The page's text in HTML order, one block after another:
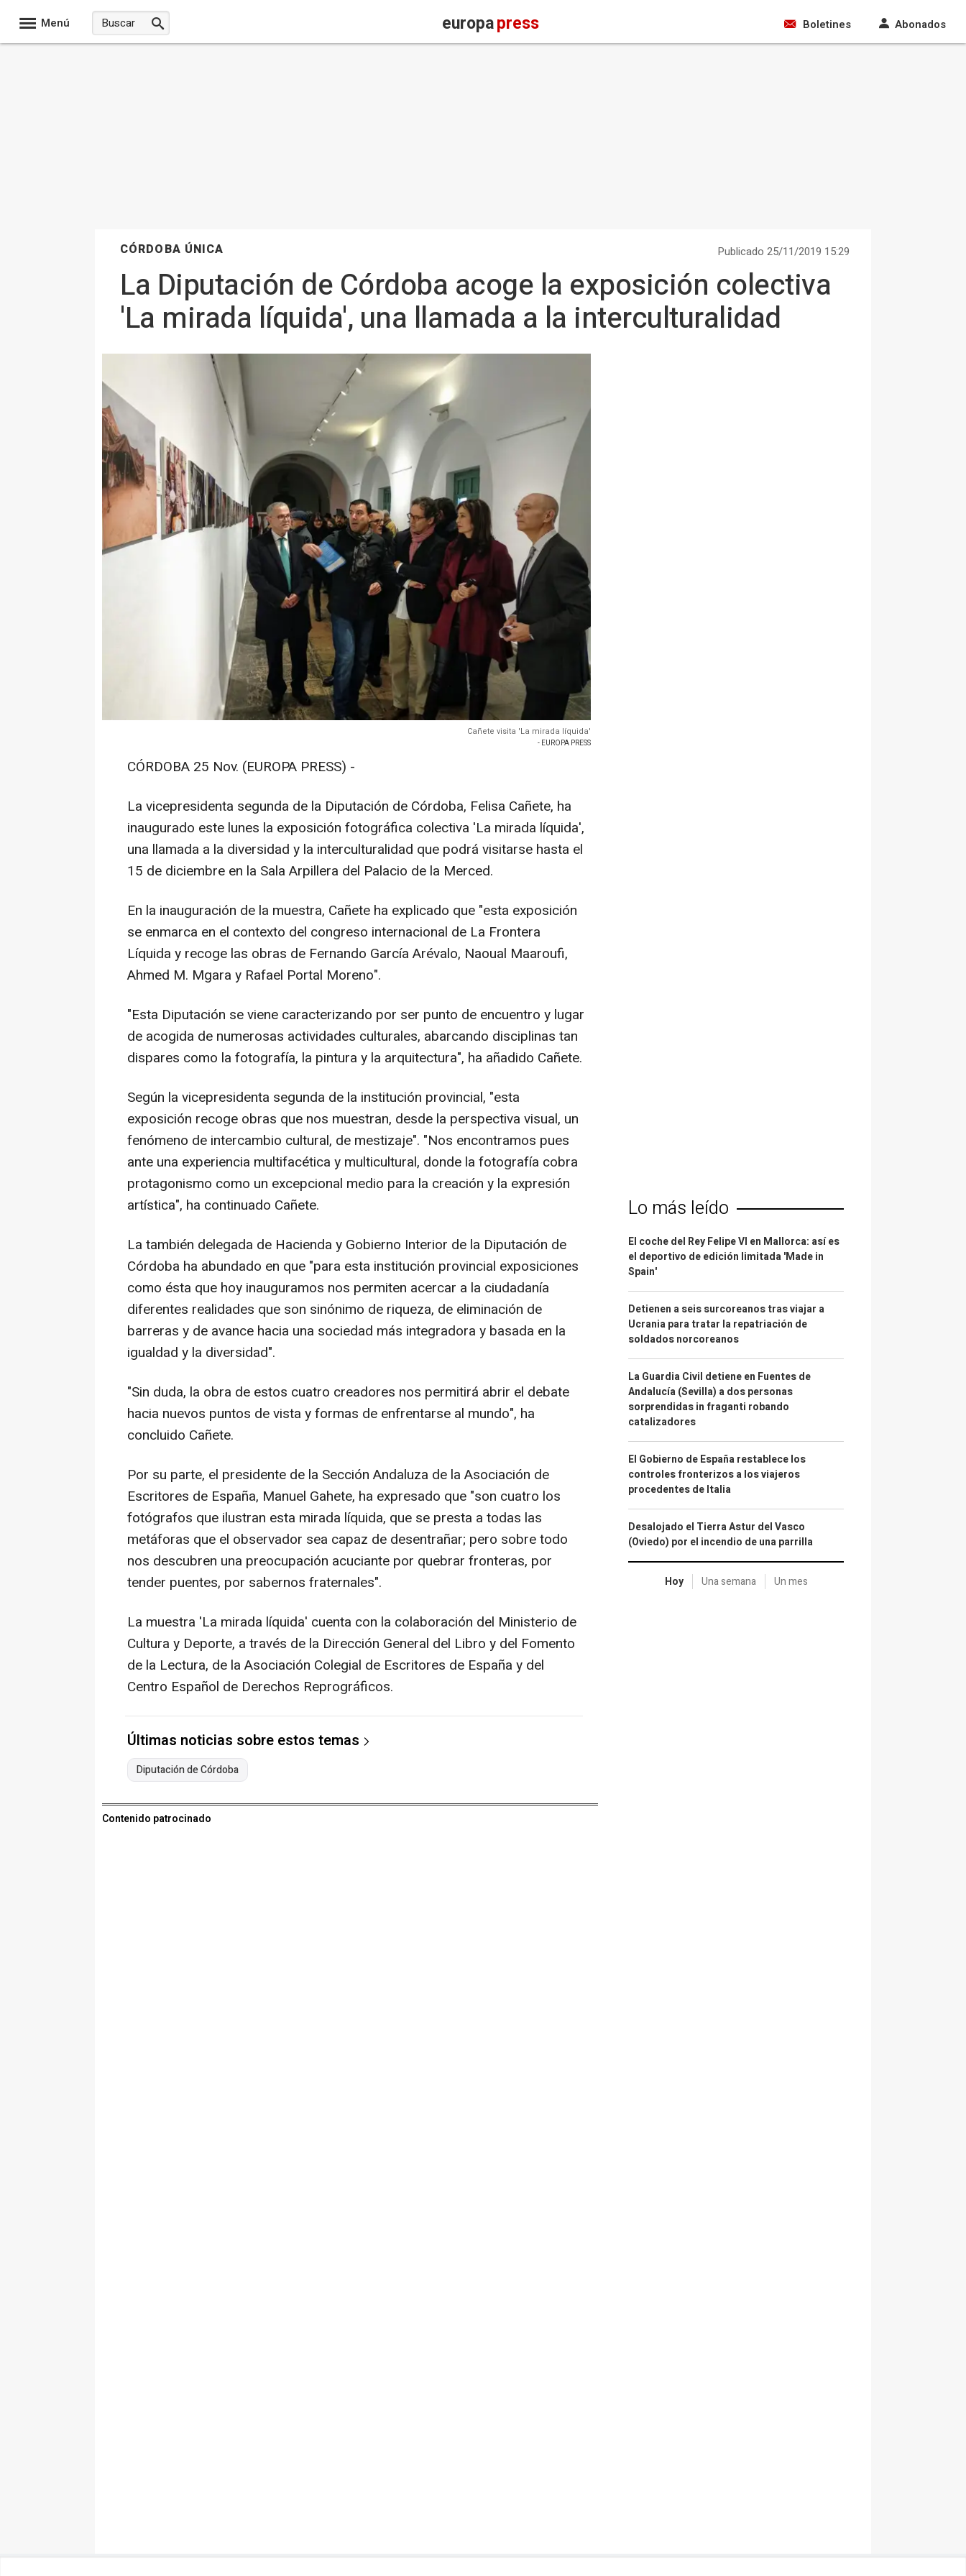
Menú europapress Boletines Abonados
CÓRDOBA ÚNICA Publicado 25/11/2019 15:29
La Diputación de Córdoba acoge la exposición colectiva
'La mirada líquida', una llamada a la interculturalidad
Cañete visita 'La mirada líquida'
- EUROPA PRESS
CÓRDOBA 25 Nov. (EUROPA PRESS) -
La vicepresidenta segunda de la Diputación de Córdoba, Felisa Cañete, ha
inaugurado este lunes la exposición fotográfica colectiva 'La mirada líquida',
una llamada a la diversidad y la interculturalidad que podrá visitarse hasta el
15 de diciembre en la Sala Arpillera del Palacio de la Merced.
En la inauguración de la muestra, Cañete ha explicado que "esta exposición
se enmarca en el contexto del congreso internacional de La Frontera
Líquida y recoge las obras de Fernando García Arévalo, Naoual Maaroufi,
Ahmed M. Mgara y Rafael Portal Moreno".
"Esta Diputación se viene caracterizando por ser punto de encuentro y lugar
de acogida de numerosas actividades culturales, abarcando disciplinas tan
dispares como la fotografía, la pintura y la arquitectura", ha añadido Cañete.
Según la vicepresidenta segunda de la institución provincial, "esta
exposición recoge obras que nos muestran, desde la perspectiva visual, un
fenómeno de intercambio cultural, de mestizaje". "Nos encontramos pues
ante una experiencia multifacética y multicultural, donde la fotografía cobra
protagonismo como un excepcional medio para la creación y la expresión
artística", ha continuado Cañete.
La también delegada de Hacienda y Gobierno Interior de la Diputación de
Córdoba ha abundado en que "para esta institución provincial exposiciones
como ésta que hoy inauguramos nos permiten acercar a la ciudadanía
diferentes realidades que son sinónimo de riqueza, de eliminación de
barreras y de avance hacia una sociedad más integradora y basada en la
igualdad y la diversidad".
"Sin duda, la obra de estos cuatro creadores nos permitirá abrir el debate
hacia nuevos puntos de vista y formas de enfrentarse al mundo", ha
concluido Cañete.
Por su parte, el presidente de la Sección Andaluza de la Asociación de
Escritores de España, Manuel Gahete, ha expresado que "son cuatro los
fotógrafos que ilustran esta mirada líquida, que se presta a todas las
metáforas que el observador sea capaz de desentrañar; pero sobre todo
nos descubren una preocupación acuciante por quebrar fronteras, por
tender puentes, por sabernos fraternales".
La muestra 'La mirada líquida' cuenta con la colaboración del Ministerio de
Cultura y Deporte, a través de la Dirección General del Libro y del Fomento
de la Lectura, de la Asociación Colegial de Escritores de España y del
Centro Español de Derechos Reprográficos.
Últimas noticias sobre estos temas
Diputación de Córdoba
Contenido patrocinado
Lo más leído
El coche del Rey Felipe VI en Mallorca: así es
el deportivo de edición limitada 'Made in
Spain'
Detienen a seis surcoreanos tras viajar a
Ucrania para tratar la repatriación de
soldados norcoreanos
La Guardia Civil detiene en Fuentes de
Andalucía (Sevilla) a dos personas
sorprendidas in fraganti robando
catalizadores
El Gobierno de España restablece los
controles fronterizos a los viajeros
procedentes de Italia
Desalojado el Tierra Astur del Vasco
(Oviedo) por el incendio de una parrilla
Hoy Una semana Un mes